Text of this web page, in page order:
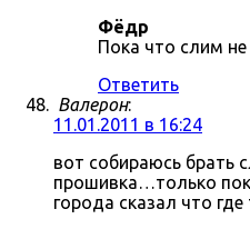
Фёдр
Пока что слим не
Ответить
Валерон:
11.01.2011 в 16:24
вот собираюсь брать
прошивка…только
города сказал что